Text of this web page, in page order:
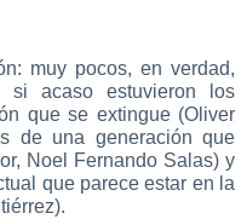
muy pocos, en verdad,
si acaso estuvieron los
que se extingue (Oliver
de una generación que
Noel Fernando Salas) y
que parece estar en la